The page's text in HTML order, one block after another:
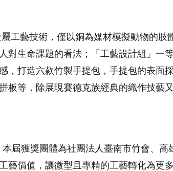
工藝技術，僅以銅為媒材模擬動物的肢
對生命課題的看法；「工藝設計組」一
，打造六款竹製手提包，手提包的表面
板等，除展現賽德克族經典的織作技藝
屆獲獎團體為社團法人臺南市竹會、高
藝價值，讓微型且專精的工藝轉化為更